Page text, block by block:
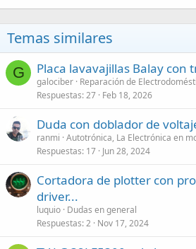
Temas similares
G Placa lavavajillas Balay con
galociber Reparación de
Respuestas 27 Feb 18, 2026
Duda con doblador de
ranmi Autotrónica, La Electrónica en
Respuestas 17 Jun 28, 2024
Cortadora de plotter con
driver...
luquio Dudas en general
Respuestas 2 Nov 17, 2024